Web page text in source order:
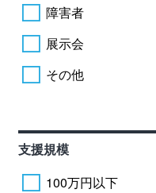
障害者
展示会
その他
支援規模
100万円以下